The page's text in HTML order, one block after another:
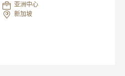
亚洲中心
新加坡